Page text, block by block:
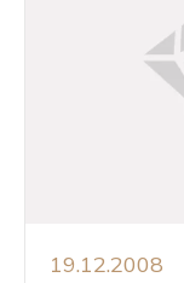
19.12.2008